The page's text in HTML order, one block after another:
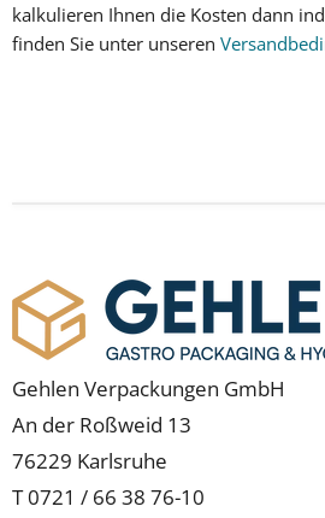
kalkulieren Ihnen die Kosten dann
finden Sie unter unseren
Gehlen Verpackungen GmbH
An der Roßweid 13
76229 Karlsruhe
T 0721 / 66 38 76-10